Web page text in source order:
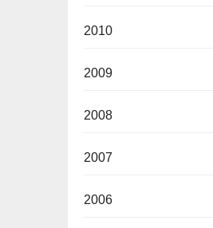
2010
2009
2008
2007
2006